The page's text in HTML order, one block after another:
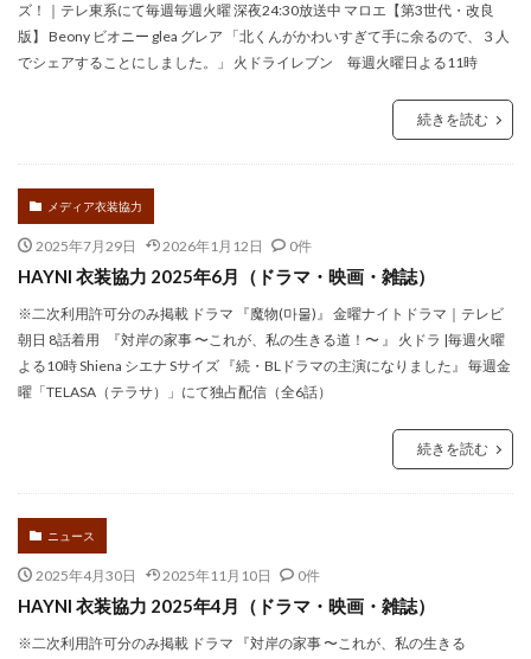
ズ！｜テレ東系にて毎週毎週火曜 深夜24:30放送中 マロエ【第3世代・改良
版】 Beony ビオニー glea グレア 「北くんがかわいすぎて手に余るので、３人
でシェアすることにしました。」 火ドライレブン 毎週火曜日よる11時
続きを読む
メディア衣装協力
2025年7月29日 2026年1月12日 0件
HAYNI 衣装協力 2025年6月（ドラマ・映画・雑誌）
※二次利用許可分のみ掲載 ドラマ 『魔物(마물)』 金曜ナイトドラマ｜テレビ
朝日 8話着用 『対岸の家事 〜これが、私の生きる道！〜 』 火ドラ |毎週火曜
よる10時 Shiena シエナ Sサイズ 『続・BLドラマの主演になりました』 毎週金
曜「TELASA（テラサ）」にて独占配信（全6話）
続きを読む
ニュース
2025年4月30日 2025年11月10日 0件
HAYNI 衣装協力 2025年4月（ドラマ・映画・雑誌）
※二次利用許可分のみ掲載 ドラマ 『対岸の家事 〜これが、私の生きる